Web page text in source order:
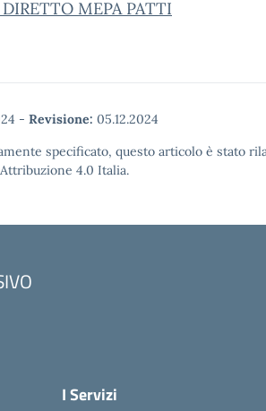
MEPA PATTI
- Revisione: 05.12.2024
specificato, questo articolo è stato
4.0 Italia.
I Servizi